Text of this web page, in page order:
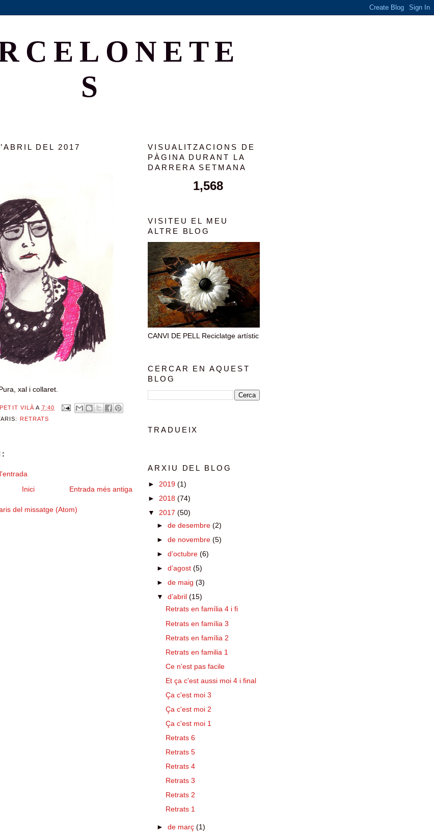
S
DEL 2017
xal i collaret.
VILÀ A 7:40
RETRATS
Entrada més antiga
Inici
del missatge (Atom)
VISUALITZACIONS DE
PÀGINA DURANT LA
DARRERA SETMANA
1,568
VISITEU EL MEU
ALTRE BLOG
CANVI DE PELL Reciclatge artístic
CERCAR EN AQUEST
BLOG
TRADUEIX
ARXIU DEL BLOG
► 2019 (1)
► 2018 (74)
▼ 2017 (50)
► de desembre (2)
► de novembre (5)
► d’octubre (6)
► d’agost (5)
► de maig (3)
▼ d’abril (15)
Retrats en família 4 i fi
Retrats en família 3
Retrats en família 2
Retrats en familia 1
Ce n'est pas facile
Et ça c'est aussi moi 4 i final
Ça c'est moi 3
Ça c'est moi 2
Ça c'est moi 1
Retrats 6
Retrats 5
Retrats 4
Retrats 3
Retrats 2
Retrats 1
► de març (1)